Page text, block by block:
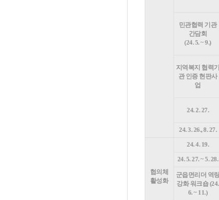
민관협력 기관
간담회
(24. 5. ~ 9.)
지역복지 협력
관 인증 현판사
업
24. 2. 27.
24. 3. 26., 8. 27.
협의체
활성화
24. 4. 19.
24. 5. 27. ~ 5. 28.
군읍면리더 역
강화 워크숍 (24.
6. ~ 11.)